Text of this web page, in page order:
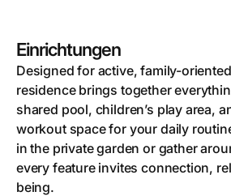
Einrichtungen
Designed for active, family-
residence brings together
shared pool, children’s play area,
workout space for your daily
in the private garden or gather
every feature invites connection,
being.